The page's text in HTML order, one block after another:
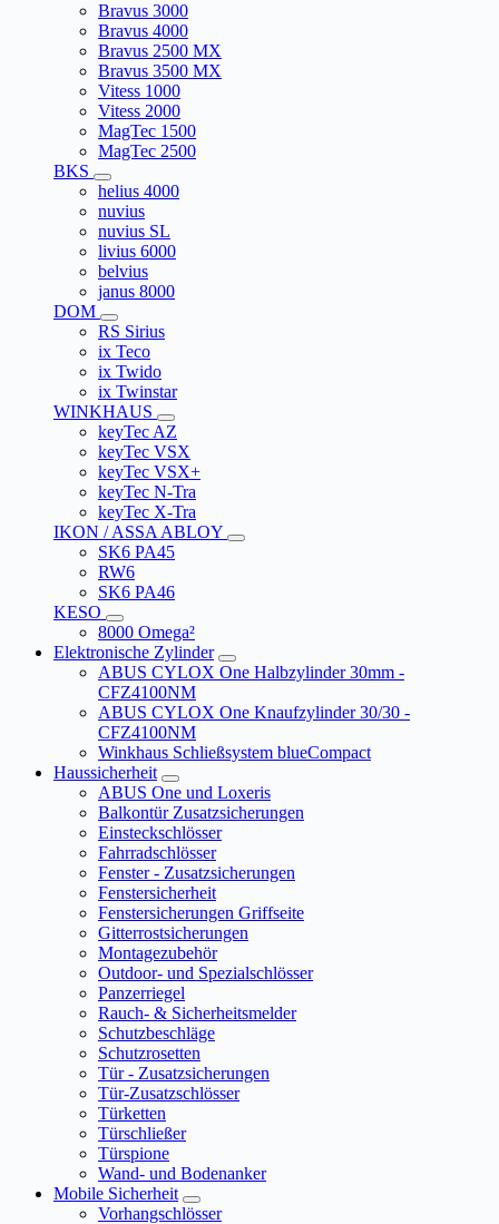
Bravus 3000
Bravus 4000
Bravus 2500 MX
Bravus 3500 MX
Vitess 1000
Vitess 2000
MagTec 1500
MagTec 2500
BKS
helius 4000
nuvius
nuvius SL
livius 6000
belvius
janus 8000
DOM
RS Sirius
ix Teco
ix Twido
ix Twinstar
WINKHAUS
keyTec AZ
keyTec VSX
keyTec VSX+
keyTec N-Tra
keyTec X-Tra
IKON / ASSA ABLOY
SK6 PA45
RW6
SK6 PA46
KESO
8000 Omega²
Elektronische Zylinder
ABUS CYLOX One Halbzylinder 30mm -
CFZ4100NM
ABUS CYLOX One Knaufzylinder 30/30 -
CFZ4100NM
Winkhaus Schließsystem blueCompact
Haussicherheit
ABUS One und Loxeris
Balkontür Zusatzsicherungen
Einsteckschlösser
Fahrradschlösser
Fenster - Zusatzsicherungen
Fenstersicherheit
Fenstersicherungen Griffseite
Gitterrostsicherungen
Montagezubehör
Outdoor- und Spezialschlösser
Panzerriegel
Rauch- & Sicherheitsmelder
Schutzbeschläge
Schutzrosetten
Tür - Zusatzsicherungen
Tür-Zusatzschlösser
Türketten
Türschließer
Türspione
Wand- und Bodenanker
Mobile Sicherheit
Vorhangschlösser